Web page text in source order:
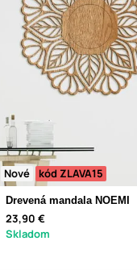
Nové kód ZLAVA15
Drevená mandala NOEMI
23,90 €
Skladom